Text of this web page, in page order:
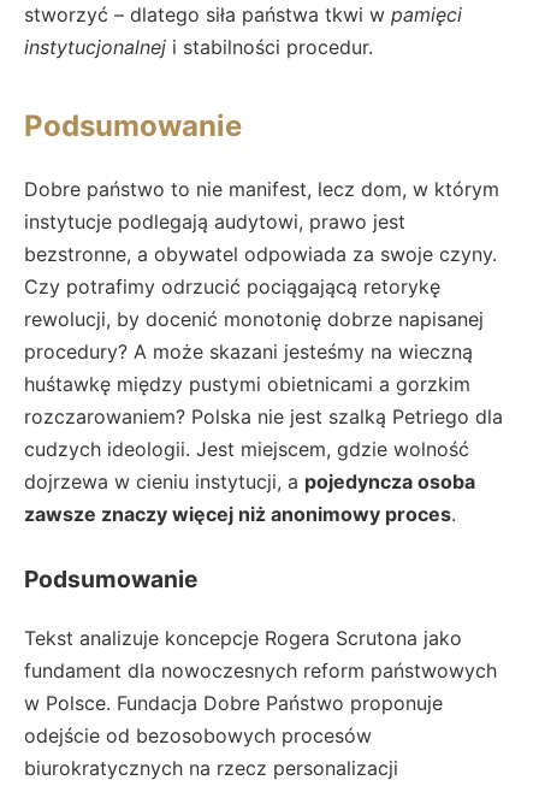
stworzyć – dlatego siła państwa tkwi w pamięci
instytucjonalnej i stabilności procedur.
Podsumowanie
Dobre państwo to nie manifest, lecz dom, w którym
instytucje podlegają audytowi, prawo jest
bezstronne, a obywatel odpowiada za swoje czyny.
Czy potrafimy odrzucić pociągającą retorykę
rewolucji, by docenić monotonię dobrze napisanej
procedury? A może skazani jesteśmy na wieczną
huśtawkę między pustymi obietnicami a gorzkim
rozczarowaniem? Polska nie jest szalką Petriego dla
cudzych ideologii. Jest miejscem, gdzie wolność
dojrzewa w cieniu instytucji, a pojedyncza osoba
zawsze znaczy więcej niż anonimowy proces.
Podsumowanie
Tekst analizuje koncepcje Rogera Scrutona jako
fundament dla nowoczesnych reform państwowych
w Polsce. Fundacja Dobre Państwo proponuje
odejście od bezosobowych procesów
biurokratycznych na rzecz personalizacji